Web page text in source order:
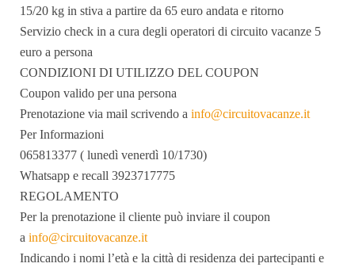
15/20 kg in stiva a partire da 65 euro andata e ritorno
Servizio check in a cura degli operatori di circuito vacanze 5
euro a persona
CONDIZIONI DI UTILIZZO DEL COUPON
Coupon valido per una persona
Prenotazione via mail scrivendo a info@circuitovacanze.it
Per Informazioni
065813377 ( lunedì venerdì 10/1730)
Whatsapp e recall 3923717775
REGOLAMENTO
Per la prenotazione il cliente può inviare il coupon
a info@circuitovacanze.it
Indicando i nomi l’età e la città di residenza dei partecipanti e